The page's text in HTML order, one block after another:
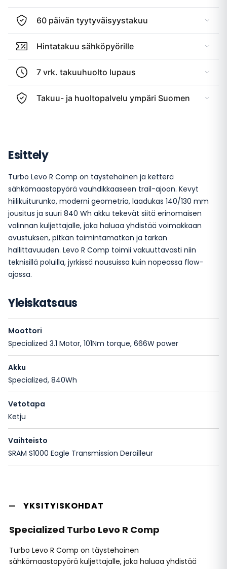
60 päivän tyytyväisyystakuu
Hintatakuu sähköpyörille
7 vrk. takuuhuolto lupaus
Takuu- ja huoltopalvelu ympäri Suomen
Esittely
Turbo Levo R Comp on täystehoinen ja ketterä
sähkömaastopyörä vauhdikkaaseen trail-ajoon. Kevyt
hiilikuiturunko, moderni geometria, laadukas 140/130 mm
jousitus ja suuri 840 Wh akku tekevät siitä erinomaisen
valinnan kuljettajalle, joka haluaa yhdistää voimakkaan
avustuksen, pitkän toimintamatkan ja tarkan
hallittavuuden. Levo R Comp toimii vakuuttavasti niin
teknisillä poluilla, jyrkissä nousuissa kuin nopeassa flow-
ajossa.
Yleiskatsaus
Moottori
Specialized 3.1 Motor, 101Nm torque, 666W power
Akku
Specialized, 840Wh
Vetotapa
Ketju
Vaihteisto
SRAM S1000 Eagle Transmission Derailleur
YKSITYISKOHDAT
Specialized Turbo Levo R Comp
Turbo Levo R Comp on täystehoinen
sähkömaastopyörä kuljettajalle, joka haluaa yhdistää